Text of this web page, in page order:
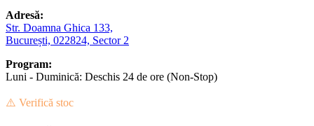
Adresă:
Str. Doamna Ghica 133,
București, 022824, Sector 2
Program:
Luni - Duminică: Deschis 24 de ore (Non-Stop)
⚠️ Verifică stoc